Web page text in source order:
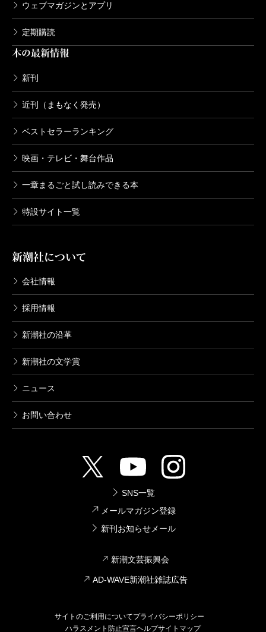
ウェブマガジンとアプリ
定期購読
本の最新情報
新刊
近刊（まもなく発売）
ベストセラーランキング
映画・テレビ・舞台作品
一章まるごと試し読みできる本
特設サイト一覧
新潮社について
会社情報
採用情報
新潮社の沿革
新潮社の文学賞
ニュース
お問い合わせ
SNS一覧
メールマガジン登録
新刊お知らせメール
新潮文芸振興会
AD-WAVE新潮社雑誌広告
サイトのご利用についてプライバシーポリシー
ハラスメント防止宣言ヘルプサイトマップ